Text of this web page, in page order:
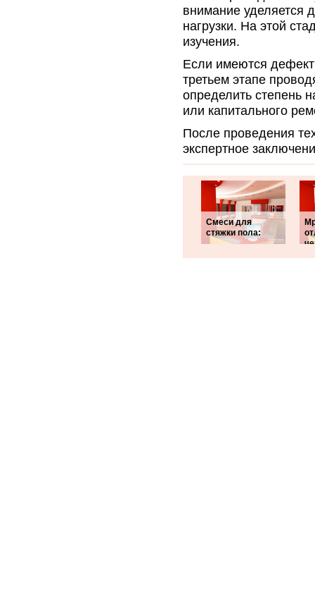
внимание
нагрузки. На этой
изучения.
Если имеются
третьем этапе
определить степень
или капитального
После проведения
экспертное
Смеси для
стяжки пола: